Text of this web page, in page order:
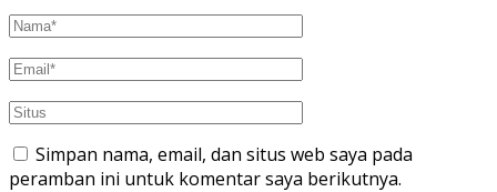
Simpan nama, email, dan situs web saya pada
peramban ini untuk komentar saya berikutnya.